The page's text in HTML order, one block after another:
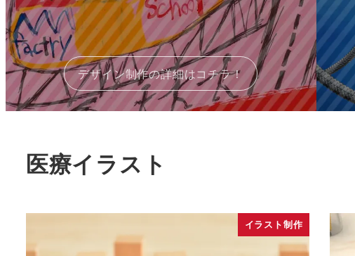
デザイン制作の詳細はコチラ！
医療イラスト
イラスト制作